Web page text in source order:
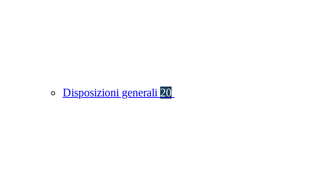
Disposizioni generali 20